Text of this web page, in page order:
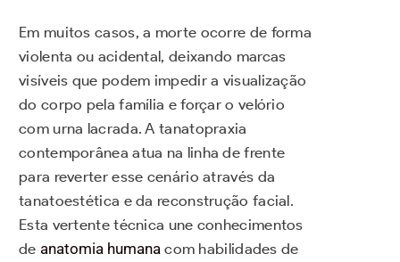
Em muitos casos, a morte ocorre de forma
violenta ou acidental, deixando marcas
visíveis que podem impedir a visualização
do corpo pela família e forçar o velório
com urna lacrada. A tanatopraxia
contemporânea atua na linha de frente
para reverter esse cenário através da
tanatoestética e da reconstrução facial.
Esta vertente técnica une conhecimentos
de anatomia humana com habilidades de